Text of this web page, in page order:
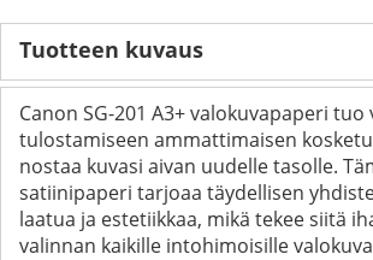
Tuotteen kuvaus
Canon SG-201 A3+ valokuvapaperi tuo
tulostamiseen ammattimaisen
nostaa kuvasi aivan uudelle tasolle.
satiinipaperi tarjoaa täydellisen
laatua ja estetiikkaa, mikä tekee siitä
valinnan kaikille intohimoisille